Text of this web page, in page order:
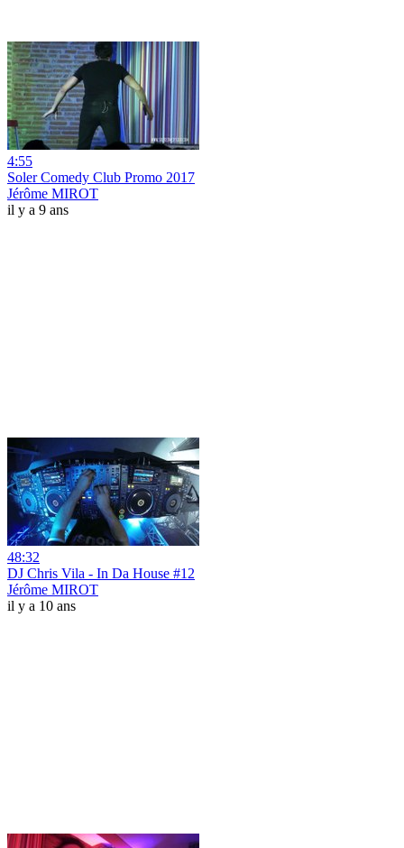
4:55
Soler Comedy Club Promo 2017
Jérôme MIROT
il y a 9 ans
48:32
DJ Chris Vila - In Da House #12
Jérôme MIROT
il y a 10 ans